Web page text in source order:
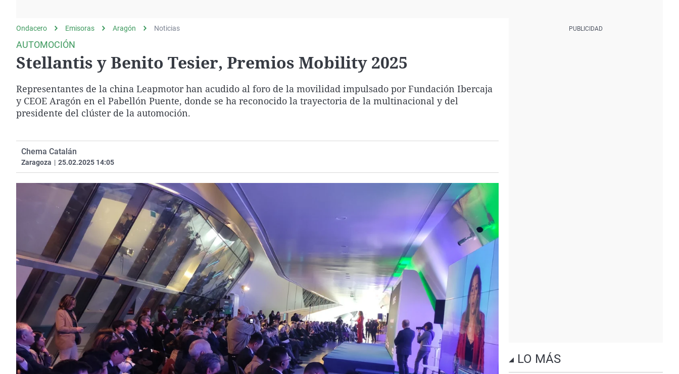
Operación Viuda
Negra
Navarra
Ondacero Emisoras Aragón Noticias
AUTOMOCIÓN
Stellantis y Benito Tesier, Premios Mobility 2025
Representantes de la china Leapmotor han acudido al foro de la movilidad impulsado por Fundación Ibercaja
y CEOE Aragón en el Pabellón Puente, donde se ha reconocido la trayectoria de la multinacional y del
presidente del clúster de la automoción.
Chema Catalán
Zaragoza | 25.02.2025 14:05
LO MÁS